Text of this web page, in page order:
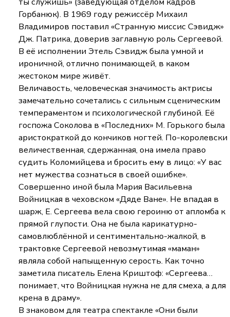
Горбанюк). В 1969 году режиссёр Михаил
Владимиров поставил «Странную миссис Сэвидж»
Дж. Патрика, доверив заглавную роль Сергеевой.
В её исполнении Этель Сэвидж была умной и
ироничной, отлично понимающей, в каком
жестоком мире живёт.
Величавость, человеческая значимость актрисы
замечательно сочетались с сильным сценическим
темпераментом и психологической глубиной. Её
госпожа Соколова в «Последних» М. Горького была
аристократкой до кончиков ногтей. По-королевски
величественная, сдержанная, она имела право
судить Коломийцева и бросить ему в лицо: «У вас
нет мужества сознаться в своей ошибке».
Совершенно иной была Мария Васильевна
Войницкая в чеховском «Дяде Ване». Не впадая в
шарж, Е. Сергеева вела свою героиню от апломба к
прямой глупости. Она не была карикатурно-
самовлюблённой и сентиментально-жалкой, в
трактовке Сергеевой невозмутимая «маман»
являла собой напыщенную серость. Как точно
заметила писатель Елена Криштоф: «Сергеева…
понимает, что Войницкая нужна не для смеха, а для
крена в драму».
В знаковом для театра спектакле «Они были